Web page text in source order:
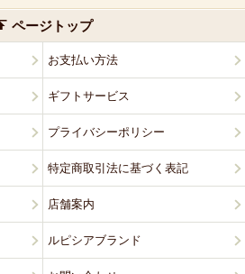
ページトップ
お支払い方法
ギフトサービス
プライバシーポリシー
特定商取引法に基づく表記
店舗案内
ルピシアブランド